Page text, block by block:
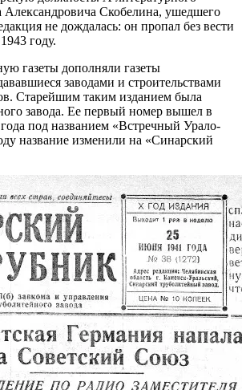
Александровича Скобелина, ушедшего
не дождалась: он пропал без вести
году.
газеты дополняли газеты
заводами и строительствами
Старейшим таким изданием была
завода. Ее первый номер вышел в
года под названием «Встречный Урало-
название изменили на «Синарский